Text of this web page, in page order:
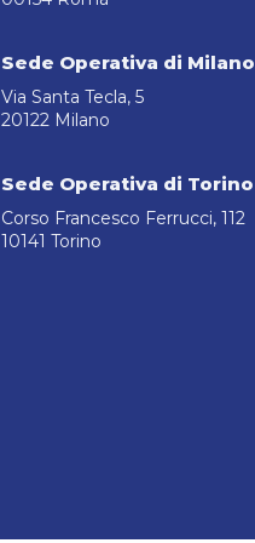
Sede Operativa di Milano
Via Santa Tecla, 5
20122 Milano
Sede Operativa di Torino
Corso Francesco Ferrucci, 112
10141 Torino